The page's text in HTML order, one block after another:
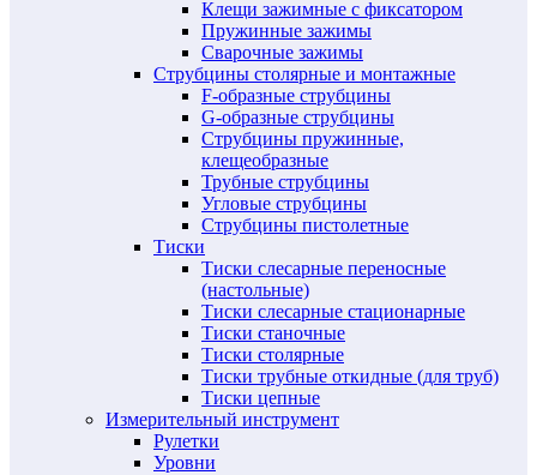
Клещи зажимные с фиксатором
Пружинные зажимы
Сварочные зажимы
Струбцины столярные и монтажные
F-образные струбцины
G-образные струбцины
Струбцины пружинные,
клещеобразные
Трубные струбцины
Угловые струбцины
Струбцины пистолетные
Тиски
Тиски слесарные переносные
(настольные)
Тиски слесарные стационарные
Тиски станочные
Тиски столярные
Тиски трубные откидные (для труб)
Тиски цепные
Измерительный инструмент
Рулетки
Уровни